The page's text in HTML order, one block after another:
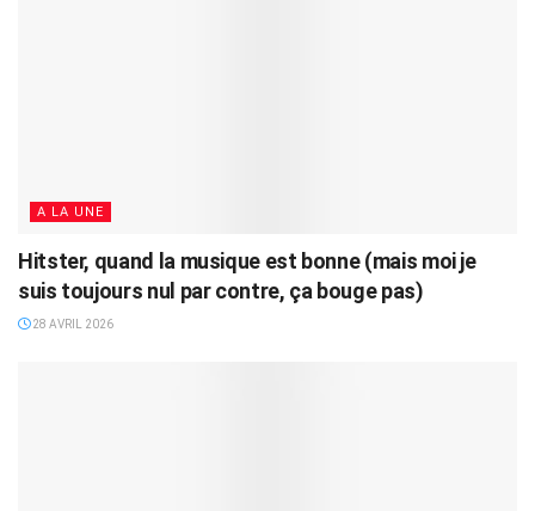
A LA UNE
Hitster, quand la musique est bonne (mais moi je
suis toujours nul par contre, ça bouge pas)
28 AVRIL 2026